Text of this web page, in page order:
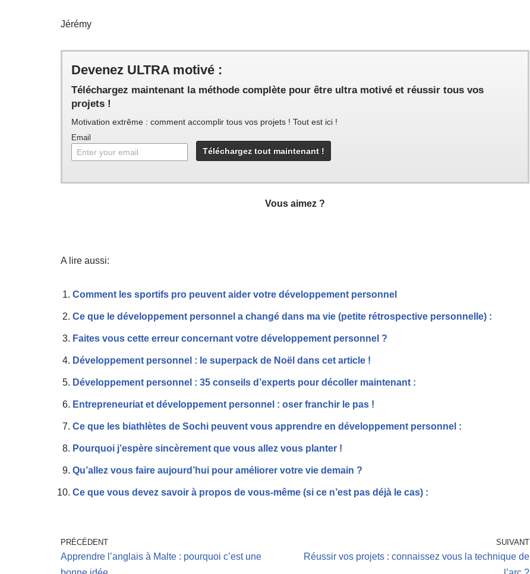
Jérémy
Devenez ULTRA motivé :
Téléchargez maintenant la méthode complète pour être ultra motivé et réussir tous vos
projets !
Motivation extrême : comment accomplir tous vos projets ! Tout est ici !
Email
Vous aimez ?
A lire aussi:
Comment les sportifs pro peuvent aider votre développement personnel
Ce que le développement personnel a changé dans ma vie (petite rétrospective personnelle) :
Faites vous cette erreur concernant votre développement personnel ?
Développement personnel : le superpack de Noël dans cet article !
Développement personnel : 35 conseils d’experts pour décoller maintenant :
Entrepreneuriat et développement personnel : oser franchir le pas !
Ce que les biathlètes de Sochi peuvent vous apprendre en développement personnel :
Pourquoi j’espère sincèrement que vous allez vous planter !
Qu’allez vous faire aujourd’hui pour améliorer votre vie demain ?
Ce que vous devez savoir à propos de vous-même (si ce n’est pas déjà le cas) :
PRÉCÉDENT
Apprendre l’anglais à Malte : pourquoi c’est une
SUIVANT
Réussir vos projets : connaissez vous la technique de